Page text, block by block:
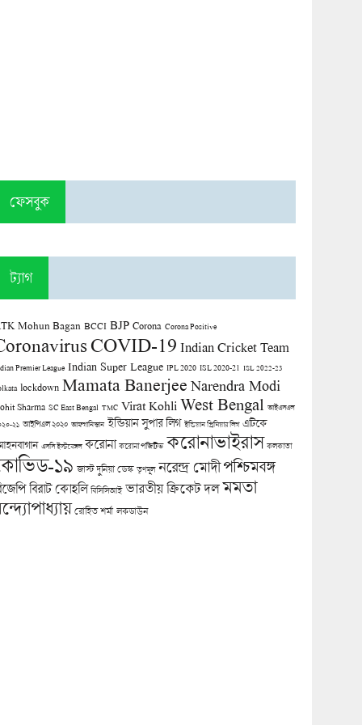
ফেসবুক
ট্যাগ
Mohun Bagan BCCI BJP Corona Corona Positive
COVID-19 Indian Cricket Team
Premier League Indian Super League IPL 2020 ISL 2020-21 ISL 2022-23
lockdown Mamata Banerjee Narendra Modi
Sharma SC East Bengal TMC Virat Kohli West Bengal আইএসএল
২১ আইপিএল ২০২০ আফগানিস্তান ইন্ডিয়ান সুপার লিগ ইন্ডিয়ান প্রিমিয়ার লিগ এটিকে
এসসি ইস্টবেঙ্গল করোনা করোনা পজিটিভ করোনাভাইরাস কলকাতা
১৯ জাস্ট দুনিয়া ডেস্ক তৃণমূল নরেন্দ্র মোদী পশ্চিমবঙ্গ
বিরাট কোহলি বিসিসিআই ভারতীয় ক্রিকেট দল মমতা
রোহিত শর্মা লকডাউন